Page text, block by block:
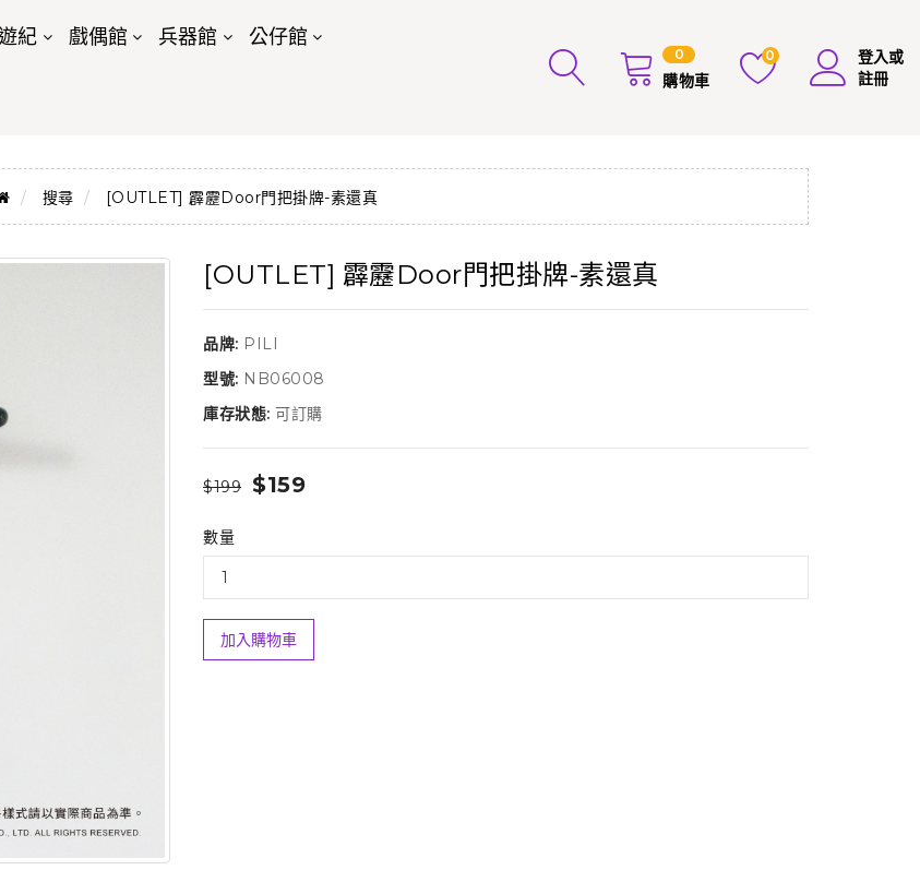
紀 戲偶館 兵器館 公仔館
0
購物車
0
登入或
註冊
搜尋 [OUTLET] 霹靂Door門把掛牌-素還真
[OUTLET] 霹靂Door門把掛牌-素還真
品牌: PILI
型號: NB06008
庫存狀態: 可訂購
$199 $159
數量
加入購物車